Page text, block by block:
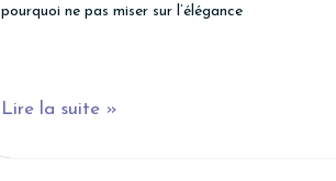
pourquoi ne pas miser sur l’élégance
Lire la suite »